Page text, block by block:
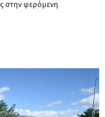
στην φερόμενη